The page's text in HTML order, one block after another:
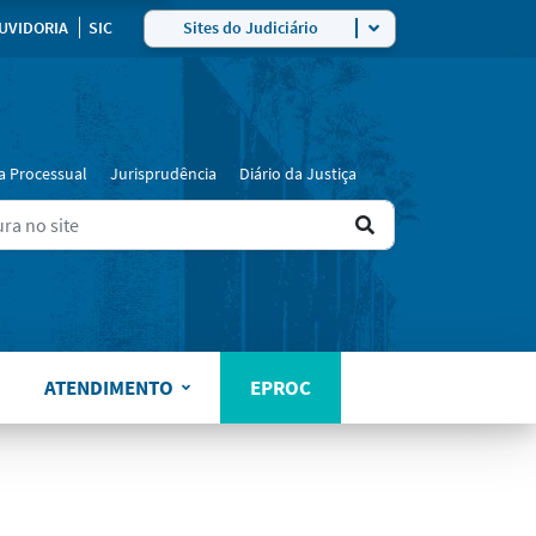
SIC Sites do Judiciário
Processual Jurisprudência Diário da Justiça
Ir
resultado
ATENDIMENTO EPROC